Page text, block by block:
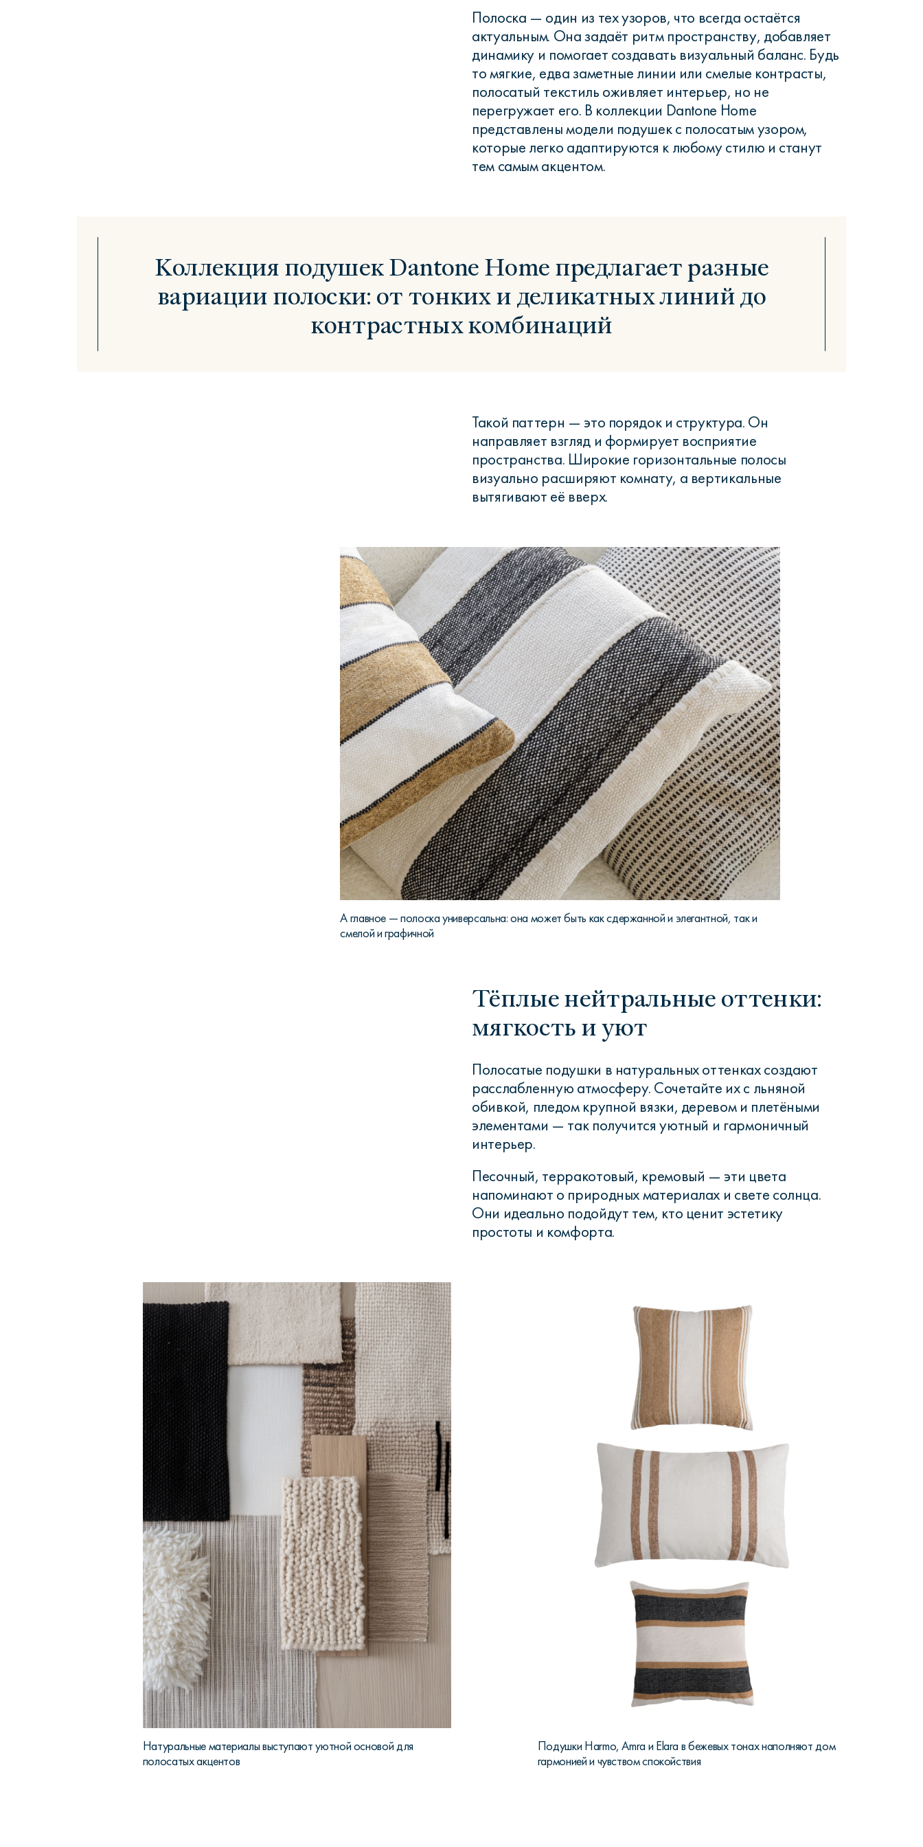
Полоска — один из тех узоров, что всегда остаётся
актуальным. Она задаёт ритм пространству, добавляет
динамику и помогает создавать визуальный баланс. Будь
то мягкие, едва заметные линии или смелые контрасты,
полосатый текстиль оживляет интерьер, но не
перегружает его. В коллекции Dantone Home
представлены модели подушек с полосатым узором,
которые легко адаптируются к любому стилю и станут
тем самым акцентом.
Коллекция подушек Dantone Home предлагает разные
вариации полоски: от тонких и деликатных линий до
контрастных комбинаций
Такой паттерн — это порядок и структура. Он
направляет взгляд и формирует восприятие
пространства. Широкие горизонтальные полосы
визуально расширяют комнату, а вертикальные
вытягивают её вверх.
А главное — полоска универсальна: она может быть как сдержанной и элегантной, так и
смелой и графичной
Тёплые нейтральные оттенки:
мягкость и уют
Полосатые подушки в натуральных оттенках создают
расслабленную атмосферу. Сочетайте их с льняной
обивкой, пледом крупной вязки, деревом и плетёными
элементами — так получится уютный и гармоничный
интерьер.
Песочный, терракотовый, кремовый — эти цвета
напоминают о природных материалах и свете солнца.
Они идеально подойдут тем, кто ценит эстетику
простоты и комфорта.
Натуральные материалы выступают уютной основой для
полосатых акцентов
Подушки Harmo, Amra и Elara в бежевых тонах наполняют дом
гармонией и чувством спокойствия